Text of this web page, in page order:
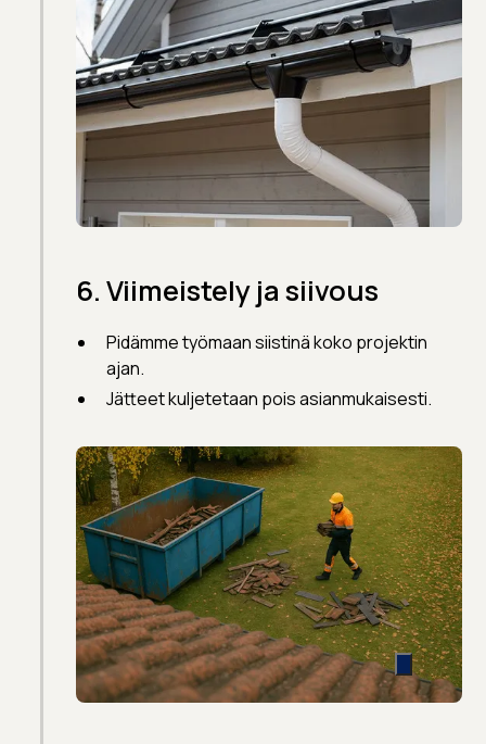
6. Viimeistely ja siivous
Pidämme työmaan siistinä koko projektin
ajan.
Jätteet kuljetetaan pois asianmukaisesti.